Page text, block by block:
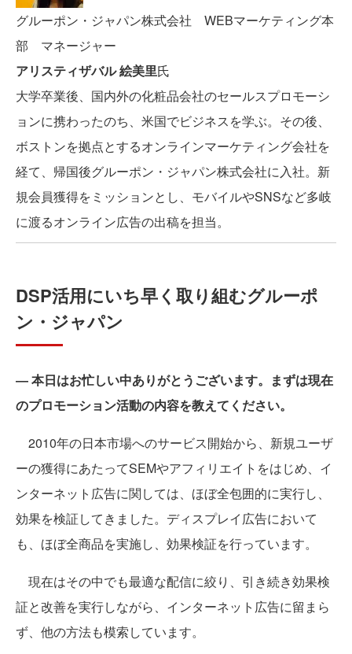
グルーポン・ジャパン株式会社 WEBマーケティング本
部 マネージャー
アリスティザバル 絵美里氏
大学卒業後、国内外の化粧品会社のセールスプロモーシ
ョンに携わったのち、米国でビジネスを学ぶ。その後、
ボストンを拠点とするオンラインマーケティング会社を
経て、帰国後グルーポン・ジャパン株式会社に入社。新
規会員獲得をミッションとし、モバイルやSNSなど多岐
に渡るオンライン広告の出稿を担当。
DSP活用にいち早く取り組むグルーポ
ン・ジャパン
― 本日はお忙しい中ありがとうございます。まずは現在
のプロモーション活動の内容を教えてください。
2010年の日本市場へのサービス開始から、新規ユーザ
ーの獲得にあたってSEMやアフィリエイトをはじめ、イ
ンターネット広告に関しては、ほぼ全包囲的に実行し、
効果を検証してきました。ディスプレイ広告において
も、ほぼ全商品を実施し、効果検証を行っています。
現在はその中でも最適な配信に絞り、引き続き効果検
証と改善を実行しながら、インターネット広告に留まら
ず、他の方法も模索しています。